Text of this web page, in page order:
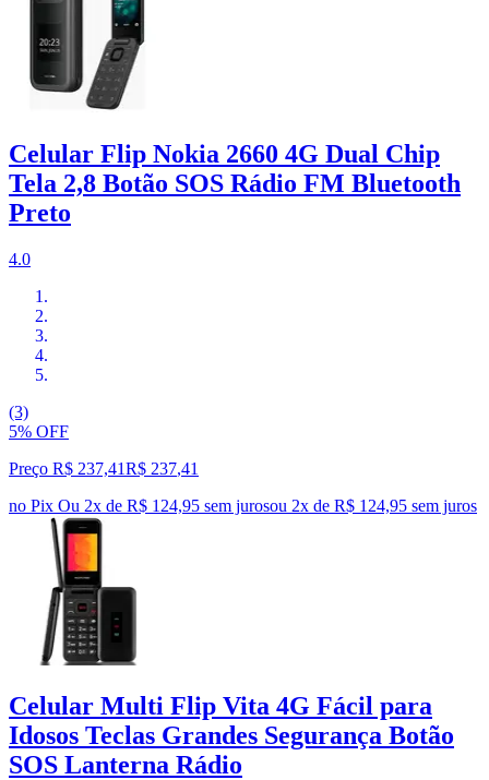
Celular Flip Nokia 2660 4G Dual Chip
Tela 2,8 Botão SOS Rádio FM Bluetooth
Preto
4.0
(3)
5% OFF
Preço R$ 237,41R$ 237,41
no Pix Ou 2x de R$ 124,95 sem jurosou 2x de R$ 124,95 sem juros
Celular Multi Flip Vita 4G Fácil para
Idosos Teclas Grandes Segurança Botão
SOS Lanterna Rádio